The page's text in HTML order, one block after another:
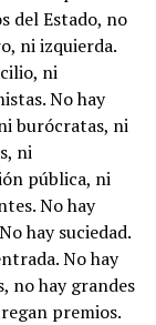
del Estado, no
ni izquierda.
ni
No hay
burócratas, ni
ni
pública, ni
No hay
hay suciedad.
No hay
no hay grandes
premios.